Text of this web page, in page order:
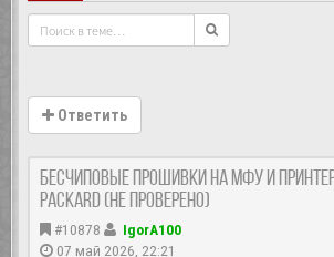
Ответить
Бесчиповые прошивки на МФУ и
Packard (не проверено)
#10878
IgorA100
07 май 2026, 22:21